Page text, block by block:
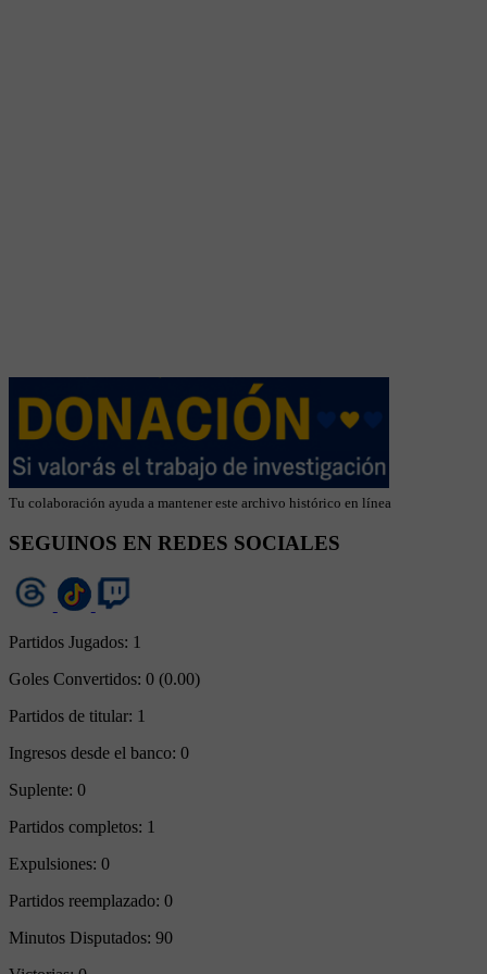
Tu colaboración ayuda a mantener este archivo histórico en línea
SEGUINOS EN REDES SOCIALES
Partidos Jugados: 1
Goles Convertidos: 0 (0.00)
Partidos de titular: 1
Ingresos desde el banco: 0
Suplente: 0
Partidos completos: 1
Expulsiones: 0
Partidos reemplazado: 0
Minutos Disputados: 90